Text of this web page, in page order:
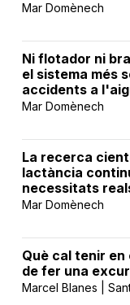
Mar Domènech
Ni flotador ni
el sistema més
accidents a
Mar Domènech
La recerca
lactància
necessitats
Mar Domènech
Què cal tenir
de fer una
Marcel Blanes |